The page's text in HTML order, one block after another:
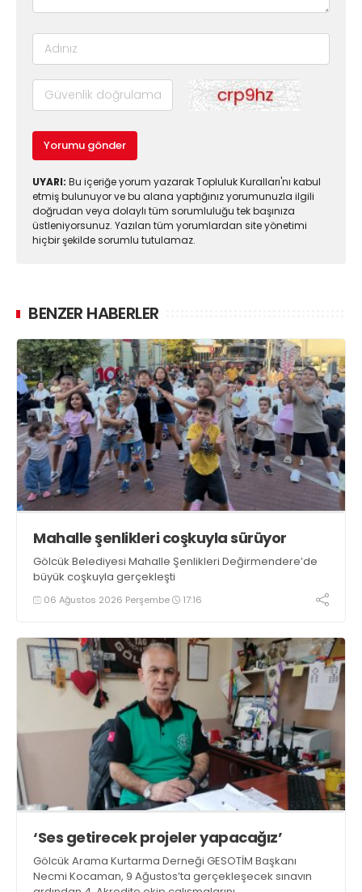
Yorumu gönder
UYARI: Bu içeriğe yorum yazarak Topluluk Kuralları'nı kabul
etmiş bulunuyor ve bu alana yaptığınız yorumunuzla ilgili
doğrudan veya dolaylı tüm sorumluluğu tek başınıza
üstleniyorsunuz. Yazılan tüm yorumlardan site yönetimi
hiçbir şekilde sorumlu tutulamaz.
BENZER HABERLER
Mahalle şenlikleri coşkuyla sürüyor
Gölcük Belediyesi Mahalle Şenlikleri Değirmendere’de
büyük coşkuyla gerçekleşti
06 Ağustos 2026 Perşembe 17:16
‘Ses getirecek projeler yapacağız’
Gölcük Arama Kurtarma Derneği GESOTİM Başkanı
Necmi Kocaman, 9 Ağustos’ta gerçekleşecek sınavın